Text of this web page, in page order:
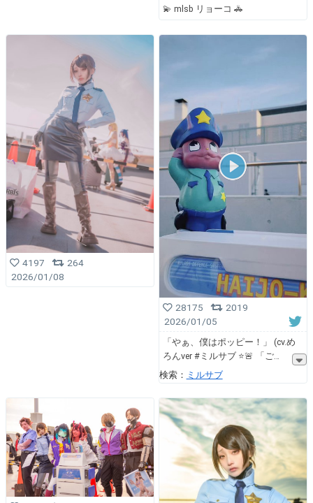
💫 mlsb リョーコ 🚓
4197
264
2026/01/08
28175
2019
2026/01/05
「やぁ、僕はポッピー！」 (cv.め
ろんver #ミルサブ ⭐️🚨 「ご
検索： ミルサブ